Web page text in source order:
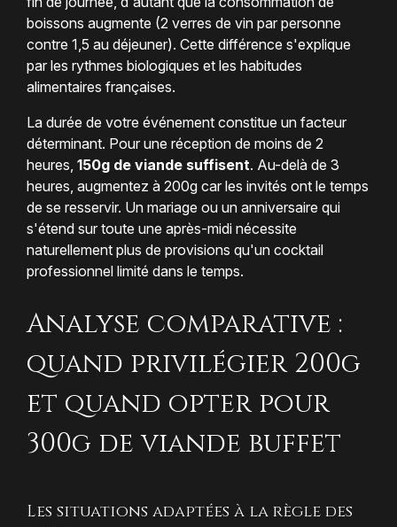
boissons augmente (2 verres de vin par personne
contre 1,5 au déjeuner). Cette différence s'explique
par les rythmes biologiques et les habitudes
alimentaires françaises.
La durée de votre événement constitue un facteur
déterminant. Pour une réception de moins de 2
heures, 150g de viande suffisent. Au-delà de 3
heures, augmentez à 200g car les invités ont le temps
de se resservir. Un mariage ou un anniversaire qui
s'étend sur toute une après-midi nécessite
naturellement plus de provisions qu'un cocktail
professionnel limité dans le temps.
Analyse comparative :
quand privilégier 200g
et quand opter pour
300g de viande buffet
Les situations adaptées à la règle des